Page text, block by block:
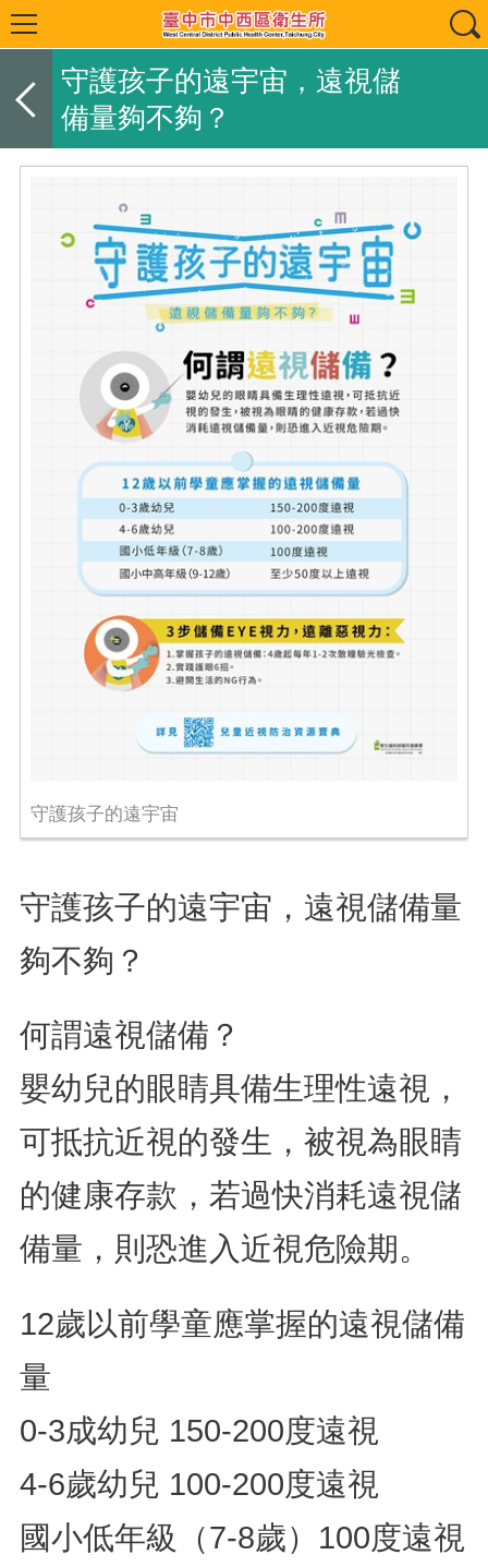
守護孩子的遠宇宙，遠視儲
備量夠不夠？
守護孩子的遠宇宙
守護孩子的遠宇宙，遠視儲備量
夠不夠？
何謂遠視儲備？
嬰幼兒的眼睛具備生理性遠視，
可抵抗近視的發生，被視為眼睛
的健康存款，若過快消耗遠視儲
備量，則恐進入近視危險期。
12歲以前學童應掌握的遠視儲備
量
0-3成幼兒 150-200度遠視
4-6歲幼兒 100-200度遠視
國小低年級（7-8歲）100度遠視